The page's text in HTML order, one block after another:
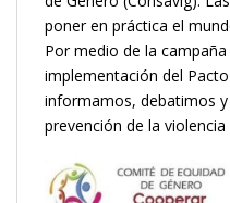
poner en práctica el
Por medio de la campaña
implementación del
informamos, debatimos
prevención de la